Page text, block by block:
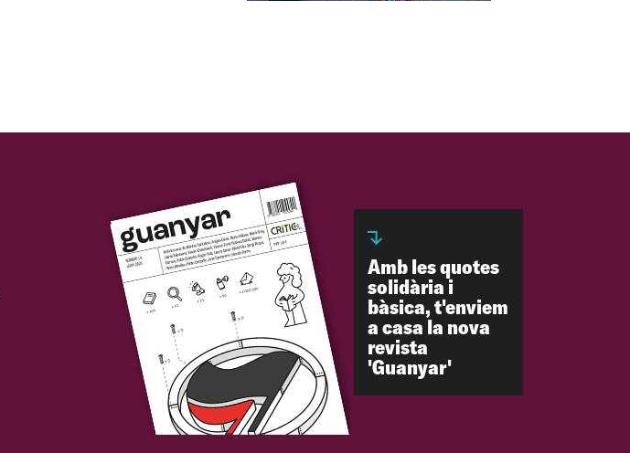
Amb les quotes
solidària i
bàsica, t'enviem
a casa la nova
revista
'Guanyar'